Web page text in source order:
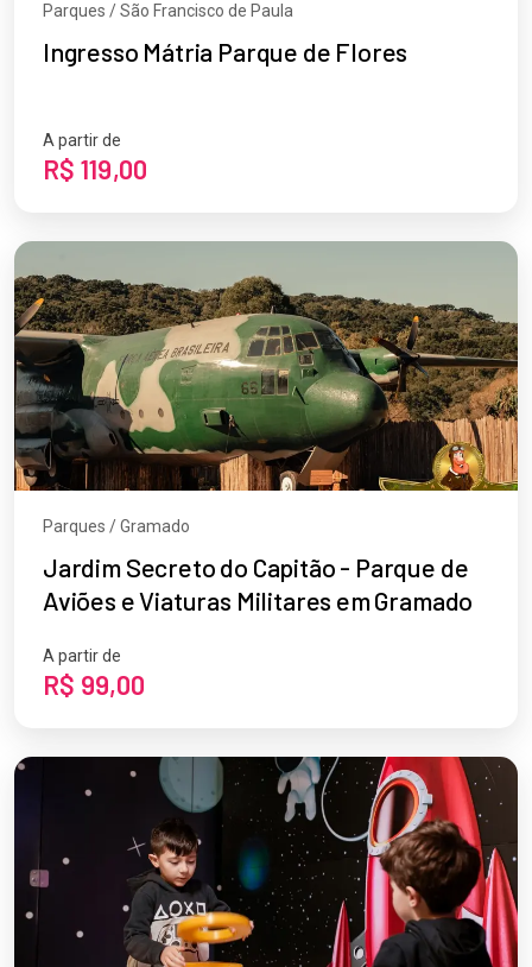
Parques / São Francisco de Paula
Ingresso Mátria Parque de Flores
A partir de
R$ 119,00
Parques / Gramado
Jardim Secreto do Capitão - Parque de
Aviões e Viaturas Militares em Gramado
A partir de
R$ 99,00